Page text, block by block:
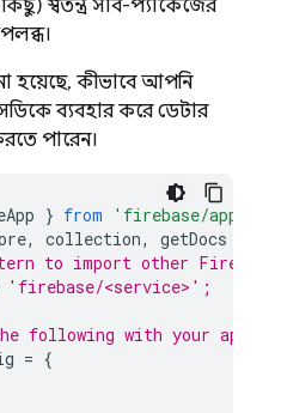
স্বতন্ত্র সাব-প্যাকেজের
হয়েছে, কীভাবে আপনি
ব্যবহার করে ডেটার
পারেন।
} from 'firebase/app'
, collection, getDocs
to import other Firebase
<service>';
following with your app's
= {